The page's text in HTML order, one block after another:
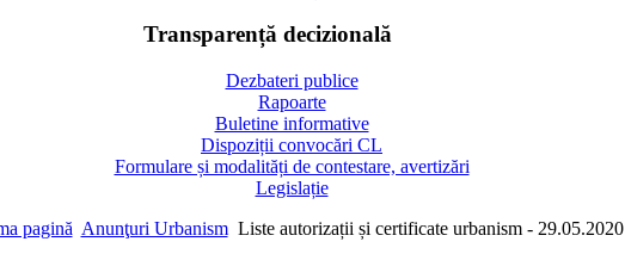
Transparență decizională
Dezbateri publice
Rapoarte
Buletine informative
Dispoziții convocări CL
Formulare și modalități de contestare, avertizări
Legislație
pagină Anunţuri Urbanism Liste autorizații și certificate urbanism - 29.05.2020